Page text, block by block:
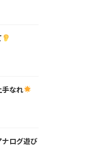
手なれ
ログ遊び